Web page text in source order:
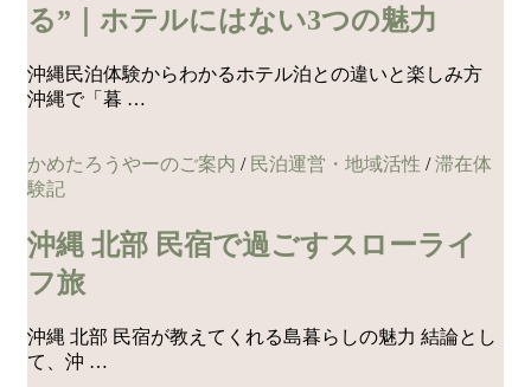
る”｜ホテルにはない3つの魅力
沖縄民泊体験からわかるホテル泊との違いと楽しみ方
沖縄で「暮 …
かめたろうやーのご案内 / 民泊運営・地域活性 /滞在体
験記
沖縄 北部 民宿で過ごすスローライ
フ旅
沖縄 北部 民宿が教えてくれる島暮らしの魅力 結論とし
て、沖 …